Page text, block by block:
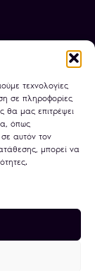
τεχνολογίες
σε πληροφορίες
θα μας επιτρέψει
όπως
αυτόν τον
μπορεί να